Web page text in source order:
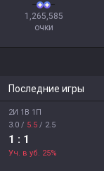
1,265,585
очки
Последние игры
2И 1В 1П
3.0 / 5.5 / 2.5
1 : 1
Уч. в уб. 25%